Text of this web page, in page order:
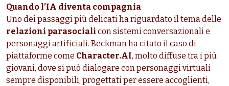
Quando l’IA diventa compagnia
Uno dei passaggi più delicati ha riguardato il tema delle
relazioni parasociali con sistemi conversazionali e
personaggi artificiali. Beckman ha citato il caso di
piattaforme come Character.AI, molto diffuse tra i più
giovani, dove si può dialogare con personaggi virtuali
sempre disponibili, progettati per essere accoglienti,